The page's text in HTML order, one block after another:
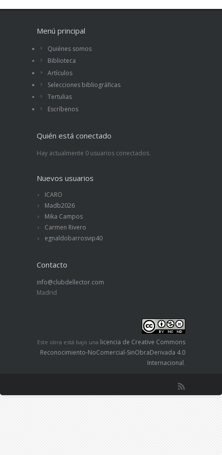
Menú principal
Quiénes somos
Biblioteca
Artículos
Selecciones bibliográficas
Tertulias
Escríbenos
Quién está conectado
Hay actualmente 0 usuarios conectados.
Nuevos usuarios
ICARO
Madb2026
Mika Campos
Carmen Rivero
egnaldobarrosvip40
Contacto
info@clubdellector.com
Madrid
Este obra está bajo una licencia de Creative Commons
Reconocimiento-NoComercial-SinObraDerivada 4.0
Internacional